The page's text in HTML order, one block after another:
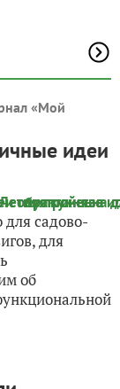
«Мой
идеи
садово-
для
об